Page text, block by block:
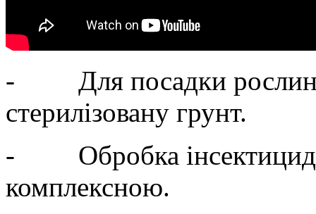
- Для посадки рослин
стерилізовану грунт.
- Обробка
комплексною.